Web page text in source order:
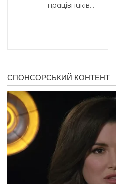
працівників...